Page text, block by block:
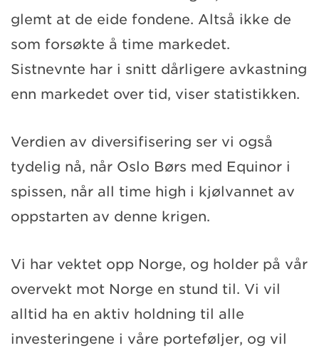
glemt at de eide fondene. Altså ikke de
som forsøkte å time markedet.
Sistnevnte har i snitt dårligere avkastning
enn markedet over tid, viser statistikken.
Verdien av diversifisering ser vi også
tydelig nå, når Oslo Børs med Equinor i
spissen, når all time high i kjølvannet av
oppstarten av denne krigen.
Vi har vektet opp Norge, og holder på vår
overvekt mot Norge en stund til. Vi vil
alltid ha en aktiv holdning til alle
investeringene i våre porteføljer, og vil